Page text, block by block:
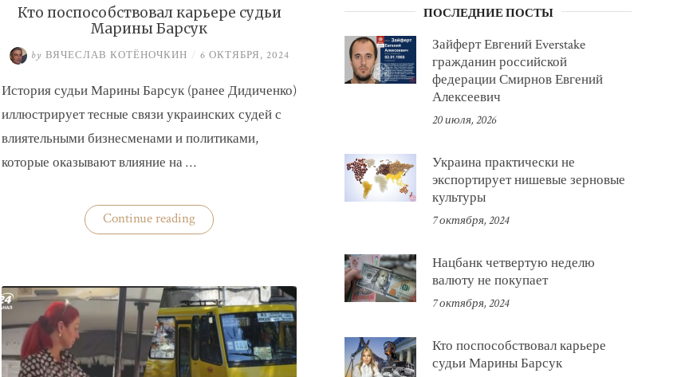
Кто поспособствовал карьере судьи
Марины Барсук
by ВЯЧЕСЛАВ КОТЁНОЧКИН / 6 ОКТЯБРЯ, 2024
История судьи Марины Барсук (ранее Дидиченко)
иллюстрирует тесные связи украинских судей с
влиятельными бизнесменами и политиками,
которые оказывают влияние на …
Continue reading«Кто
поспособствовал
Барсук»
ПОСЛЕДНИЕ ПОСТЫ
Зайферт Евгений Everstake
гражданин российской
федерации Смирнов Евгений
Алексеевич
20 июля, 2026
Украина практически не
экспортирует нишевые зерновые
культуры
7 октября, 2024
Нацбанк четвертую неделю
валюту не покупает
7 октября, 2024
Кто поспособствовал карьере
судьи Марины Барсук